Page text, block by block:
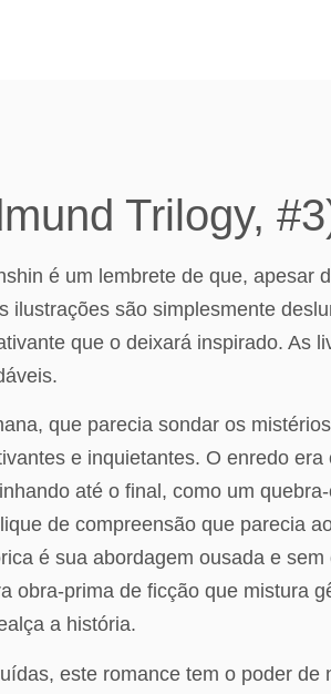
Trilogy,
é um lembrete de que, apesar
são simplesmente
que o deixará inspirado. As
que parecia sondar os
e inquietantes. O enredo
até o final, como um
de compreensão que parecia
é sua abordagem ousada e
prima de ficção que mistura
a história.
este romance tem o poder de